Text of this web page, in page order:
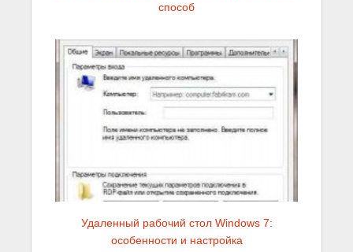
способ
Удаленный рабочий стол Windows 7:
особенности и настройка